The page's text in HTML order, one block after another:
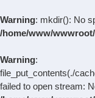
Warning: mkdir(): No
/home/www/
Warning:
file_put_contents(./
failed to open stream: